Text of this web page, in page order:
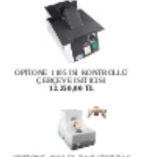
OPTİONE 1105 ISI KONTROLLÜ
ÇERÇEVE ISITICISI
OPTİONE 1003 EL TAŞI ÇİFT TAŞ
DESTEKLİ (ÇİFT KAİDELİ)
13.990,00 TL